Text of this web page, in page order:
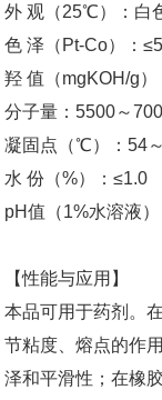
外 观（25℃）：白
色 泽（Pt-Co）：
羟 值（mgKOH/g
分子量：5500～
凝固点（℃）：54
水 份（%）：≤1.0
pH值（1%水溶液
【性能与应用】
本品可用于药剂。
节粘度、熔点的作
泽和平滑性；在橡